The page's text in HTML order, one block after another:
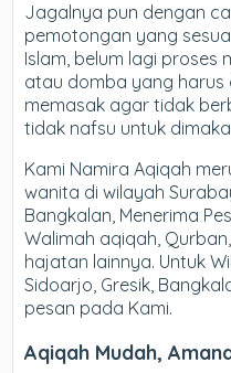
Jagalnya pun dengan
pemotongan yang
Islam, belum lagi proses
atau domba yang harus
memasak agar tidak
tidak nafsu untuk
Kami Namira Aqiqah
wanita di wilayah
Bangkalan, Menerima
Walimah aqiqah,
hajatan lainnya. Untuk
Sidoarjo, Gresik,
pesan pada Kami.
Aqiqah Mudah,